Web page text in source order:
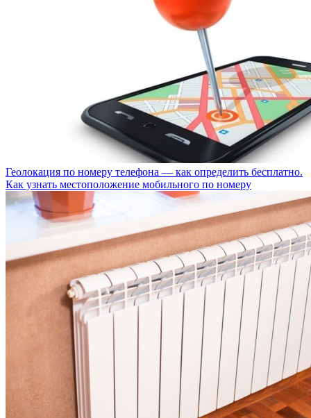
Геолокация по номеру телефона — как определить бесплатно.
Как узнать местоположение мобильного по номеру